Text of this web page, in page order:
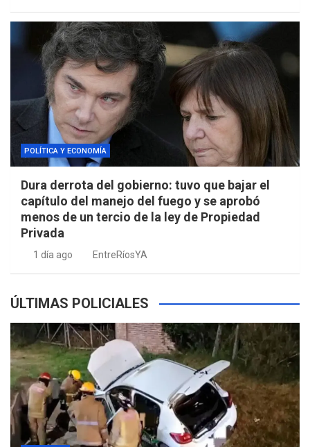
POLÍTICA Y ECONOMÍA
Dura derrota del gobierno: tuvo que bajar el
capítulo del manejo del fuego y se aprobó
menos de un tercio de la ley de Propiedad
Privada
1 día ago EntreRíosYA
ÚLTIMAS POLICIALES